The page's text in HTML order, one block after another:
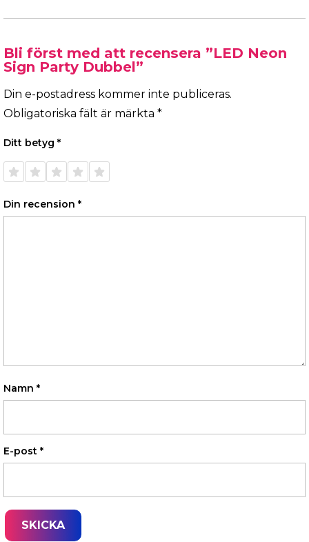
Bli först med att recensera ”LED Neon
Sign Party Dubbel”
Din e-postadress kommer inte publiceras.
Obligatoriska fält är märkta *
Ditt betyg *
1 av 5
stjärnor
2 av 5
stjärnor
3 av 5
stjärnor
4 av 5
stjärnor
5 av 5
stjärnor
Din recension *
Namn *
E-post *